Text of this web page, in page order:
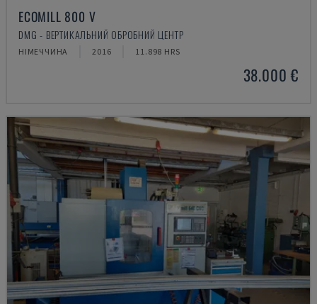
ECOMILL 800 V
DMG - ВЕРТИКАЛЬНИЙ ОБРОБНИЙ ЦЕНТР
НІМЕЧЧИНА 2016 11.898 HRS
38.000 €